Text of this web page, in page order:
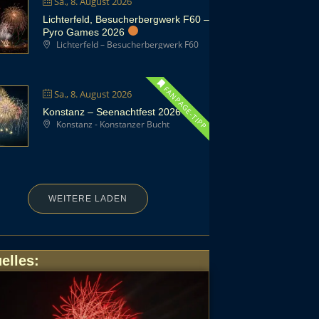
Lichterfeld, Besucherbergwerk F60 –
Pyro Games 2026
Lichterfeld – Besucherbergwerk F60
Sa., 8. August 2026 FANPAGE-TIPP
Konstanz – Seenachtfest 2026
Konstanz - Konstanzer Bucht
WEITERE LADEN
: